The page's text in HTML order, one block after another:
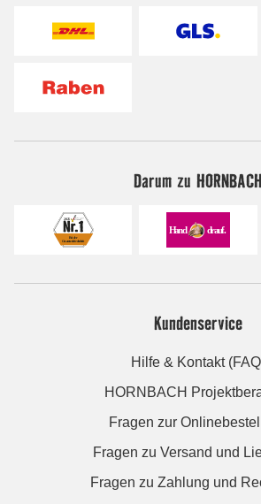
Darum zu HORNBACH
Kundenservice
Hilfe & Kontakt
HORNBACH
Fragen zur
Fragen zu Versand und
Fragen zu Zahlung und